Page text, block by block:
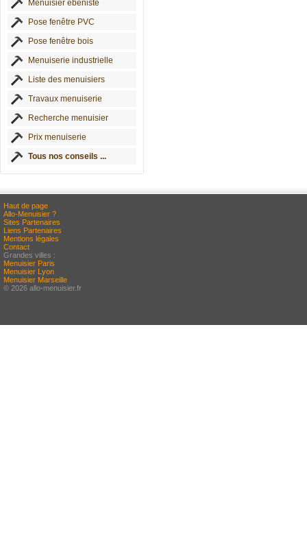
Menuisier ébéniste
Pose fenêtre PVC
Pose fenêtre bois
Menuiserie industrielle
Liste des menuisiers
Travaux menuiserie
Recherche menuisier
Prix menuiserie
Tous nos conseils ...
Haut de page
Allo-Menuisier ?
Sites Partenaires
Liens Partenaires
Mentions légales
Contact
Grandes villes :
Menuisier Paris
Menuisier Lyon
Menuisier Marseille
© 2026 allo-menuisier.fr